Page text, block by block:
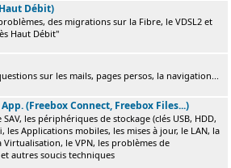
Débit)
des migrations sur la Fibre, le VDSL2 et
Haut Débit"
sur les mails, pages persos, la navigation...
(Freebox Connect, Freebox Files...)
les périphériques de stockage (clés USB, HDD,
les Applications mobiles, les mises à jour, le LAN, la
Virtualisation, le VPN, les problèmes de
autres soucis techniques